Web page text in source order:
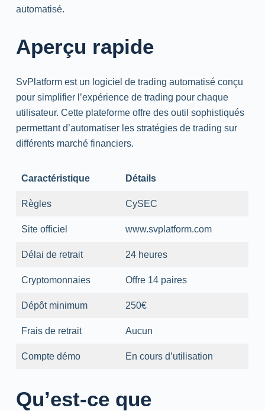
automatisé.
Aperçu rapide
SvPlatform est un logiciel de trading automatisé conçu
pour simplifier l’expérience de trading pour chaque
utilisateur. Cette plateforme offre des outil sophistiqués
permettant d’automatiser les stratégies de trading sur
différents marché financiers.
Caractéristique Détails
Règles CySEC
Site officiel www.svplatform.com
Délai de retrait 24 heures
Cryptomonnaies Offre 14 paires
Dépôt minimum 250€
Frais de retrait Aucun
Compte démo En cours d’utilisation
Qu’est-ce que